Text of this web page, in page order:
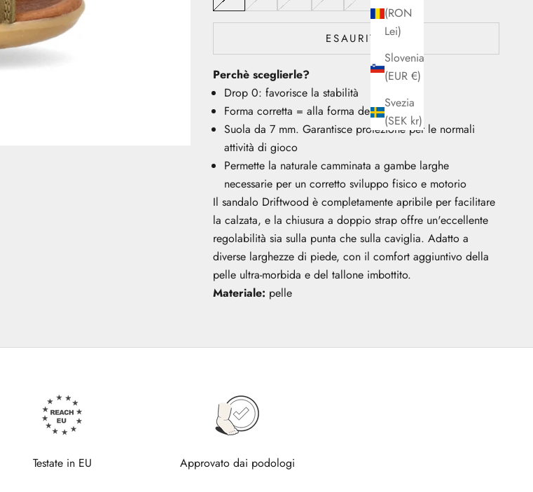
(RON
Lei)
Slovenia
(EUR €)
Svezia
(SEK kr)
ESAURITO
Perchè sceglierle?
Drop 0: favorisce la stabilità
Forma corretta = alla forma del piede
Suola da 7 mm. Garantisce protezione per le normali
attività di gioco
Permette la naturale camminata a gambe larghe
necessarie per un corretto sviluppo fisico e motorio
Il sandalo Driftwood è completamente apribile per facilitare
la calzata, e la chiusura a doppio strap offre un'eccellente
regolabilità sia sulla punta che sulla caviglia. Adatto a
diverse larghezze di piede, con il comfort aggiuntivo della
pelle ultra-morbida e del tallone imbottito.
Materiale: pelle
Testate in EU Approvato dai podologi